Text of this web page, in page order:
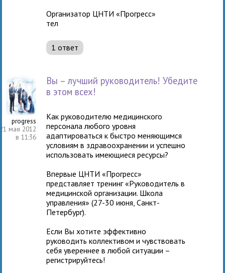
Организатор ЦНТИ «Прогресс»
тел
1 ответ
progress
21 мая 2012
в 11:36
Вы – лучший руководитель! Убедите
в этом всех!
Как руководителю медицинского
персонала любого уровня
адаптироваться к быстро меняющимся
условиям в здравоохранении и успешно
использовать имеющиеся ресурсы?
Впервые ЦНТИ «Прогресс»
представляет тренинг «Руководитель в
медицинской организации. Школа
управления» (27-30 июня, Санкт-
Петербург).
Если Вы хотите эффективно
руководить коллективом и чувствовать
себя увереннее в любой ситуации –
регистрируйтесь!